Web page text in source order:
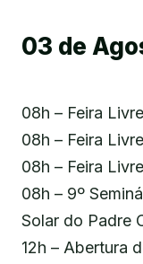
03 de
08h – Feira
08h – Feira
08h – Feira
08h – 9º
Solar do Padre
12h – Abertura